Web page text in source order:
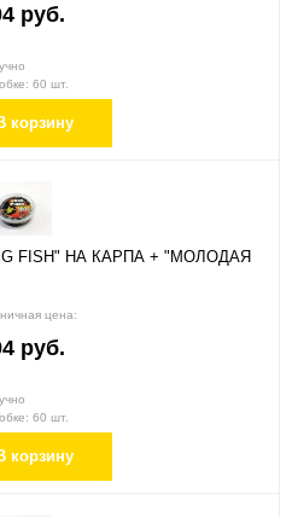
руб.
60 шт.
корзину
FISH" НА КАРПА + "МОЛОДАЯ
цена:
руб.
60 шт.
корзину